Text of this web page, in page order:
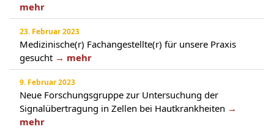
mehr
23. Februar 2023
Medizinische(r) Fachangestellte(r) für unsere Praxis
gesucht → mehr
9. Februar 2023
Neue Forschungsgruppe zur Untersuchung der
Signalübertragung in Zellen bei Hautkrankheiten →
mehr